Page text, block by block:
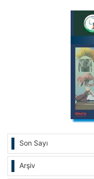
Son Sayı
Arşiv